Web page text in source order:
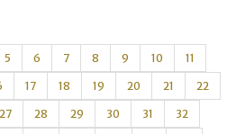
5 6 7 8 9 10 11
17 18 19 20 21 22
27 28 29 30 31 32